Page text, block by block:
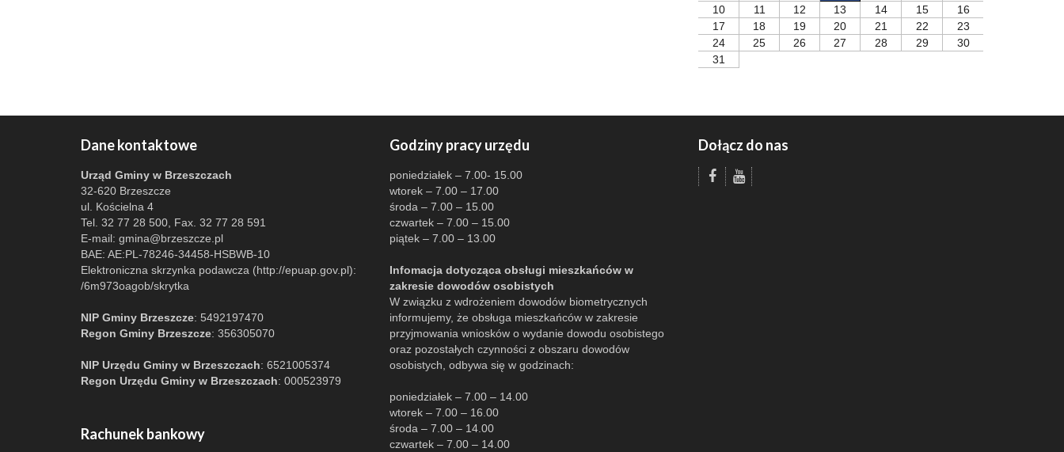
10
11 12 13 14 15
16
17
18 19 20 21 22
23
24
25 26 27 28 29
30
31
Dane kontaktowe
Urząd Gminy w Brzeszczach
32-620 Brzeszcze
ul. Kościelna 4
Tel. 32 77 28 500, Fax. 32 77 28 591
E-mail: gmina@brzeszcze.pl
BAE: AE:PL-78246-34458-HSBWB-10
Elektroniczna skrzynka podawcza (http://epuap.gov.pl):
/6m973oagob/skrytka
NIP Gminy Brzeszcze: 5492197470
Regon Gminy Brzeszcze: 356305070
NIP Urzędu Gminy w Brzeszczach: 6521005374
Regon Urzędu Gminy w Brzeszczach: 000523979
Rachunek bankowy
Godziny pracy urzędu
poniedziałek – 7.00- 15.00
wtorek – 7.00 – 17.00
środa – 7.00 – 15.00
czwartek – 7.00 – 15.00
piątek – 7.00 – 13.00
Infomacja dotycząca obsługi mieszkańców w
zakresie dowodów osobistych
W związku z wdrożeniem dowodów biometrycznych
informujemy, że obsługa mieszkańców w zakresie
przyjmowania wniosków o wydanie dowodu osobistego
oraz pozostałych czynności z obszaru dowodów
osobistych, odbywa się w godzinach:
poniedziałek – 7.00 – 14.00
wtorek – 7.00 – 16.00
środa – 7.00 – 14.00
czwartek – 7.00 – 14.00
Dołącz do nas